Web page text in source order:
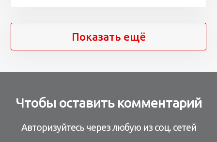
Показать ещё
Чтобы оставить комментарий
Авторизуйтесь через любую из соц. сетей